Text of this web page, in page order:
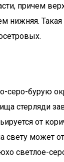
причем
нижняя.
серо-бурую
стерляди
от
свету может
светлое-